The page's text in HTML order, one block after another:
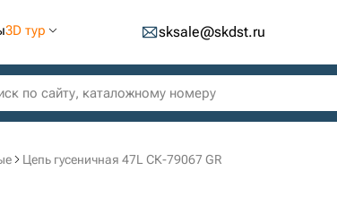
3D тур sksale@skdst.ru
Цепь гусеничная 47L СК-79067 GR